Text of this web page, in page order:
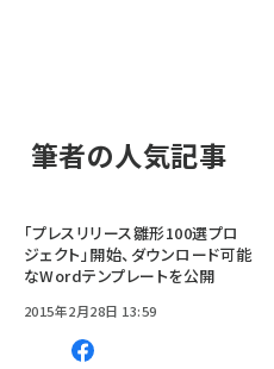
筆者の人気記事
「プレスリリース雛形100選プロ
ジェクト」開始、ダウンロード可能
なWordテンプレートを公開
2015年2月28日 13:59